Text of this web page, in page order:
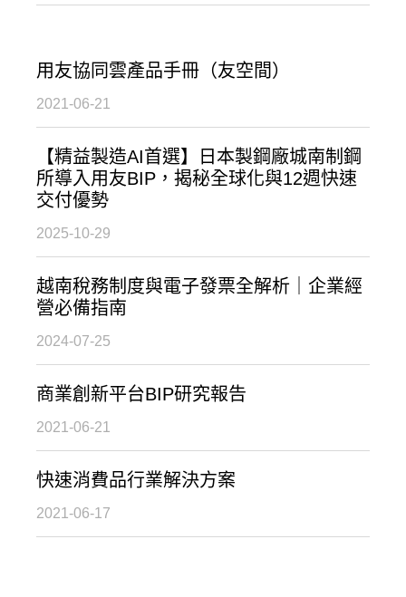
用友協同雲產品手冊（友空間）
2021-06-21
【精益製造AI首選】日本製鋼廠城南制鋼
所導入用友BIP，揭秘全球化與12週快速
交付優勢
2025-10-29
越南稅務制度與電子發票全解析｜企業經
營必備指南
2024-07-25
商業創新平台BIP研究報告
2021-06-21
快速消費品行業解決方案
2021-06-17